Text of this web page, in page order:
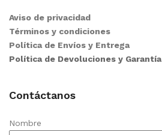
Aviso de privacidad
Términos y condiciones
Política de Envíos y Entrega
Política de Devoluciones y Garantía
Contáctanos
Nombre